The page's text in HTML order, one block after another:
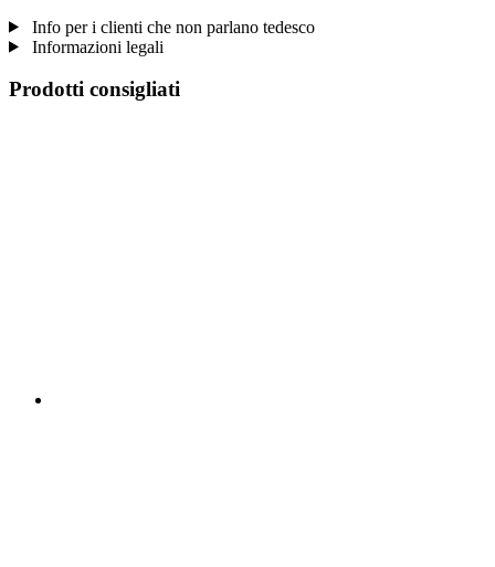
Info per i clienti che non parlano tedesco
Informazioni legali
Prodotti consigliati